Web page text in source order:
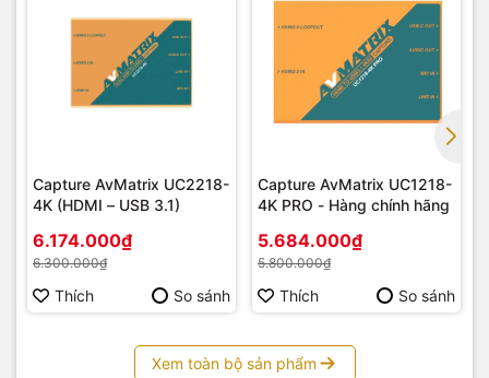
Capture AvMatrix UC2218-
4K (HDMI – USB 3.1)
6.174.000₫
6.300.000₫
Thích So sánh
Capture AvMatrix UC1218-
4K PRO - Hàng chính hãng
5.684.000₫
5.800.000₫
Thích So sánh
Xem toàn bộ sản phẩm